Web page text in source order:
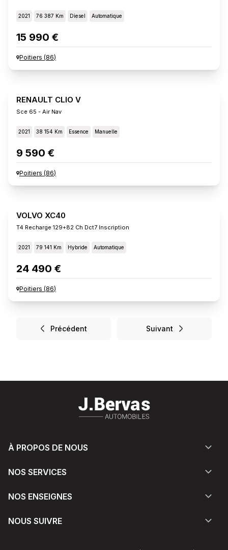
2021 76 387 Km Diesel Automatique
15 990 €
Poitiers (86)
RENAULT CLIO V
Sce 65 - Air Nav
2021 38 154 Km Essence Manuelle
9 590 €
Poitiers (86)
VOLVO XC40
T4 Recharge 129+82 Ch Dct7 Inscription
2021 79 141 Km Hybride Automatique
24 490 €
Poitiers (86)
Précédent Suivant
À PROPOS DE NOUS
NOS SERVICES
NOS ENSEIGNES
NOUS SUIVRE